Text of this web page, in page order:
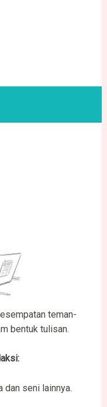
teman-
bentuk tulisan.
:
dan seni lainnya.